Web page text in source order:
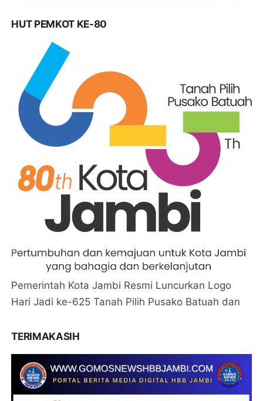
HUT PEMKOT KE-80
Pemerintah Kota Jambi Resmi Luncurkan Logo
Hari Jadi ke-625 Tanah Pilih Pusako Batuah dan
TERIMAKASIH